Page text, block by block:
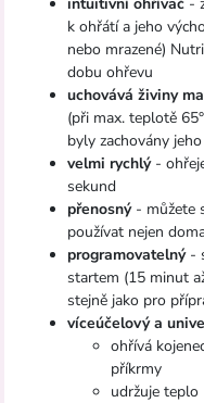
k ohřátí a jeho
nebo mrazené)
dobu ohřevu
uchovává živiny
(při max. teplotě
byly zachovány
velmi rychlý-
sekund
přenosný- můžete
používat nejen
programovatelný-
startem (15 minut
stejně jako pro
víceúčelový a
ohřívá
příkrmy
udržuje teplo